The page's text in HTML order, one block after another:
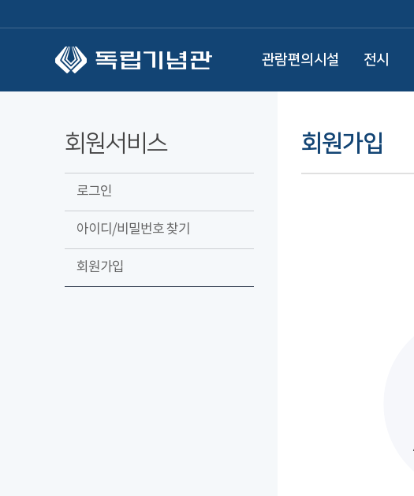
관람편의시설 전시
회원서비스
로그인
아이디/비밀번호 찾기
회원가입
회원가입